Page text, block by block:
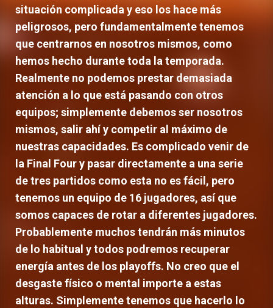
situación complicada y eso los hace más
peligrosos, pero fundamentalmente tenemos
que centrarnos en nosotros mismos, como
hemos hecho durante toda la temporada.
Realmente no podemos prestar demasiada
atención a lo que está pasando con otros
equipos; simplemente debemos ser nosotros
mismos, salir ahí y competir al máximo de
nuestras capacidades. Es complicado venir de
la Final Four y pasar directamente a una serie
de tres partidos como esta no es fácil, pero
tenemos un equipo de 16 jugadores, así que
somos capaces de rotar a diferentes jugadores.
Probablemente muchos tendrán más minutos
de lo habitual y todos podremos recuperar
energía antes de los playoffs. No creo que el
desgaste físico o mental importe a estas
alturas. Simplemente tenemos que hacerlo lo